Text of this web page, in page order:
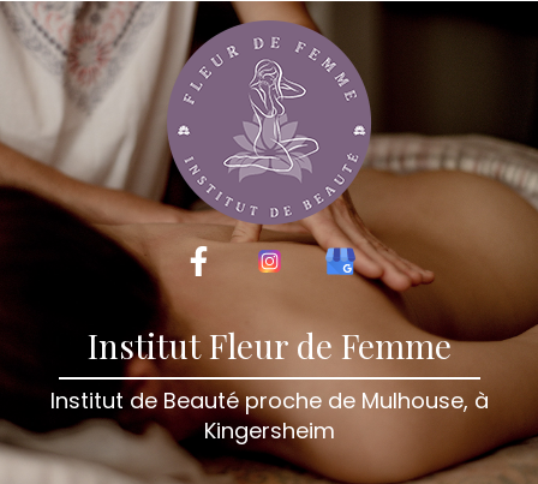
Institut Fleur de Femme
Institut de Beauté proche de Mulhouse, à
Kingersheim